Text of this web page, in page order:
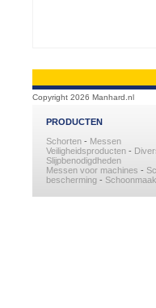
Copyright 2026 Manhard.nl
PRODUCTEN
Schorten - Messen
Veiligheidsproducten -
Slijpbenodigdheden
Messen voor machines -
bescherming -